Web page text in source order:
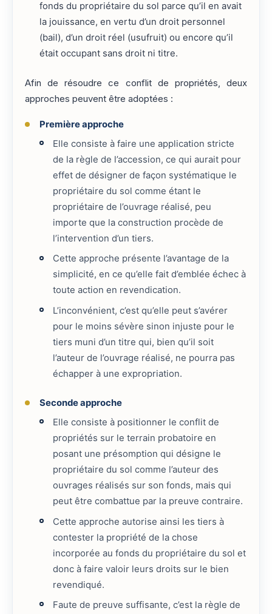
fonds du propriétaire du sol parce qu’il en avait
la jouissance, en vertu d’un droit personnel
(bail), d’un droit réel (usufruit) ou encore qu’il
était occupant sans droit ni titre.
Afin de résoudre ce conflit de propriétés, deux
approches peuvent être adoptées :
Première approche
Elle consiste à faire une application stricte
de la règle de l’accession, ce qui aurait pour
effet de désigner de façon systématique le
propriétaire du sol comme étant le
propriétaire de l’ouvrage réalisé, peu
importe que la construction procède de
l’intervention d’un tiers.
Cette approche présente l’avantage de la
simplicité, en ce qu’elle fait d’emblée échec à
toute action en revendication.
L’inconvénient, c’est qu’elle peut s’avérer
pour le moins sévère sinon injuste pour le
tiers muni d’un titre qui, bien qu’il soit
l’auteur de l’ouvrage réalisé, ne pourra pas
échapper à une expropriation.
Seconde approche
Elle consiste à positionner le conflit de
propriétés sur le terrain probatoire en
posant une présomption qui désigne le
propriétaire du sol comme l’auteur des
ouvrages réalisés sur son fonds, mais qui
peut être combattue par la preuve contraire.
Cette approche autorise ainsi les tiers à
contester la propriété de la chose
incorporée au fonds du propriétaire du sol et
donc à faire valoir leurs droits sur le bien
revendiqué.
Faute de preuve suffisante, c’est la règle de